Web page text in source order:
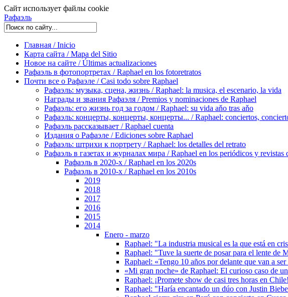
Сайт использует файлы cookie
Рафаэль
Главная / Inicio
Карта сайта / Mapa del Sitio
Новое на сайте / Últimas actualizaciones
Рафаэль в фотопортретах / Raphael en los fotoretratos
Почти все о Рафаэле / Casi todo sobre Raphael
Рафаэль: музыка, сцена, жизнь / Raphael: la musica, el escenario, la vida
Награды и звания Рафаэля / Premios y nominaciones de Raphael
Рафаэль: его жизнь год за годом / Raphael: su vida aňo tras aňo
Рафаэль: концерты, концерты, концерты... / Raphael: conciertos,
Рафаэль рассказывает / Raphael cuenta
Издания о Рафаэле / Ediciones sobre Raphael
Рафаэль: штрихи к портрету / Raphael: los detalles del retrato
Рафаэль в газетах и журналах мира / Raphael en los periódicos y revistas
Рафаэль в 2020-х / Raphael en los 2020s
Рафаэль в 2010-х / Raphael en los 2010s
2019
2018
2017
2016
2015
2014
Enero - marzo
Raphael: "La industria musical es la que está en
Raphael: "Tuve la suerte de posar para el lente de
Raphael: «Tengo 10 años por delante que van a
«Mi gran noche» de Raphael: El curioso caso de
Raphael: ¡Promete show de casi tres horas en
Raphael: "Haría encantado un dúo con Justin